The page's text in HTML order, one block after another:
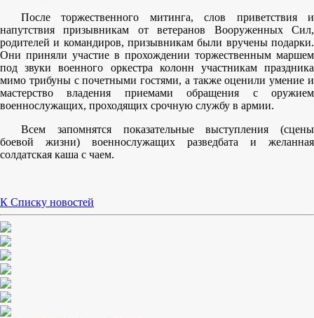
После торжественного митинга, слов приветствия и
напутствия призывникам от ветеранов Вооруженных Сил,
родителей и командиров, призывникам были вручены подарки.
Они приняли участие в прохождении торжественным маршем
под звуки военного оркестра колонн участникам праздника
мимо трибуны с почетными гостями, а также оценили умение и
мастерство владения приемами обращения с оружием
военнослужащих, проходящих срочную службу в армии.
Всем запомнятся показательные выступления (сцены
боевой жизни) военнослужащих разведбата и желанная
солдатская каша с чаем.
К Списку новостей